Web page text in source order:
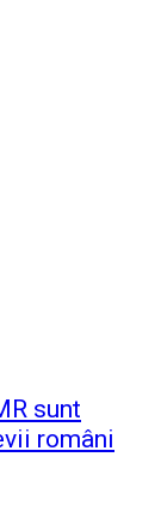
sunt
români